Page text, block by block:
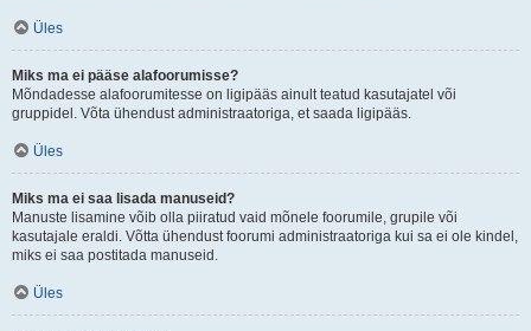
Üles
Miks ma ei pääse alafoorumisse?
Mõndadesse alafoorumitesse on ligipääs ainult teatud kasutajatel või
gruppidel. Võta ühendust administraatoriga, et saada ligipääs.
Üles
Miks ma ei saa lisada manuseid?
Manuste lisamine võib olla piiratud vaid mõnele foorumile, grupile või
kasutajale eraldi. Võtta ühendust foorumi administraatoriga kui sa ei ole kindel,
miks ei saa postitada manuseid.
Üles